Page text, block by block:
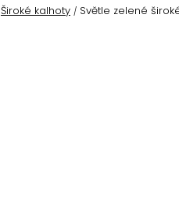
Široké kalhoty / Světle zelené